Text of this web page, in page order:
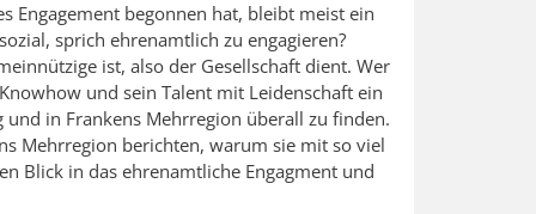
Engagement begonnen hat, bleibt meist ein
sprich ehrenamtlich zu engagieren?
ist, also der Gesellschaft dient. Wer
und sein Talent mit Leidenschaft ein
in Frankens Mehrregion überall zu finden.
Mehrregion berichten, warum sie mit so viel
Blick in das ehrenamtliche Engagment und